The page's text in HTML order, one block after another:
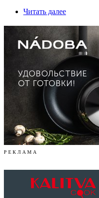
Читать далее
Р Е К Л А М А